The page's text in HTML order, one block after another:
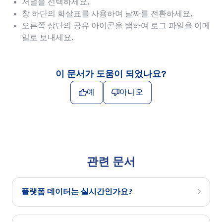
저널을 선택하세요.
창 하단의 화살표를 사용하여 날짜를 전환하세요.
오른쪽 상단의 공유 아이콘을 탭하여 로그 파일을 이메
일로 보내세요.
이 문서가 도움이 되었나요?
예 아니오
관련 문서
플랫폼 데이터는 실시간인가요?